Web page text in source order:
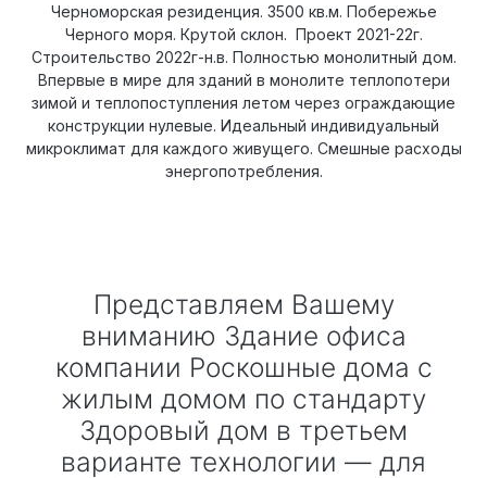
Черноморская резиденция. 3500 кв.м. Побережье
Черного моря. Крутой склон. Проект 2021-22г.
Строительство 2022г-н.в. Полностью монолитный дом.
Впервые в мире для зданий в монолите теплопотери
зимой и теплопоступления летом через ограждающие
конструкции нулевые. Идеальный индивидуальный
микроклимат для каждого живущего. Смешные расходы
энергопотребления.
Представляем Вашему
вниманию Здание офиса
компании Роскошные дома с
жилым домом по стандарту
Здоровый дом в третьем
варианте технологии — для